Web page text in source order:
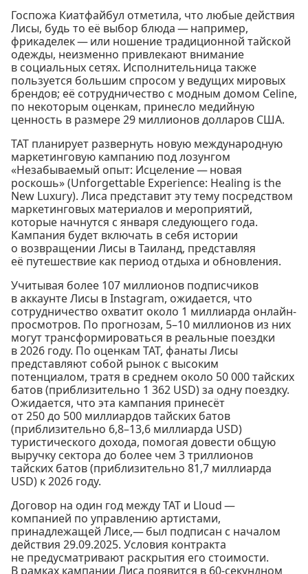
Госпожа Киатфайбул отметила, что любые действия
Лисы, будь то её выбор блюда — например,
фрикаделек — или ношение традиционной тайской
одежды, неизменно привлекают внимание
в социальных сетях. Исполнительница также
пользуется большим спросом у ведущих мировых
брендов; её сотрудничество с модным домом Celine,
по некоторым оценкам, принесло медийную
ценность в размере 29 миллионов долларов США.
TAT планирует развернуть новую международную
маркетинговую кампанию под лозунгом
«Незабываемый опыт: Исцеление — новая
роскошь» (Unforgettable Experience: Healing is the
New Luxury). Лиса представит эту тему посредством
маркетинговых материалов и мероприятий,
которые начнутся с января следующего года.
Кампания будет включать в себя истории
о возвращении Лисы в Таиланд, представляя
её путешествие как период отдыха и обновления.
Учитывая более 107 миллионов подписчиков
в аккаунте Лисы в Instagram, ожидается, что
сотрудничество охватит около 1 миллиарда онлайн-
просмотров. По прогнозам, 5–10 миллионов из них
могут трансформироваться в реальные поездки
в 2026 году. По оценкам TAT, фанаты Лисы
представляют собой рынок с высоким
потенциалом, тратя в среднем около 50 000 тайских
батов (приблизительно 1 362 USD) за одну поездку.
Ожидается, что эта кампания принесёт
от 250 до 500 миллиардов тайских батов
(приблизительно 6,8–13,6 миллиарда USD)
туристического дохода, помогая довести общую
выручку сектора до более чем 3 триллионов
тайских батов (приблизительно 81,7 миллиарда
USD) к 2026 году.
Договор на один год между TAT и Lloud —
компанией по управлению артистами,
принадлежащей Лисе,— был подписан с началом
действия 29.09.2025. Условия контракта
не предусматривают раскрытия его стоимости.
В рамках кампании Лиса появится в 60-секундном